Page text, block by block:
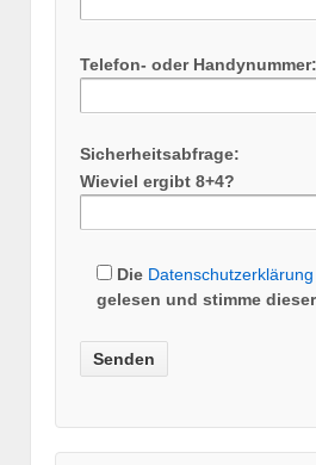
Telefon- oder
Sicherheitsabfrage:
Wieviel ergibt 8+4?
Die Datenschutzerklärung
gelesen und stimme